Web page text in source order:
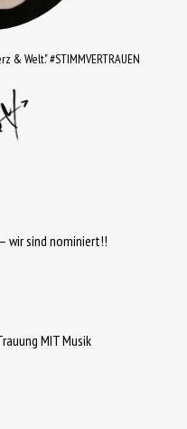
Welt." #STIMMVERTRAUEN
wir sind nominiert!!
MIT Musik